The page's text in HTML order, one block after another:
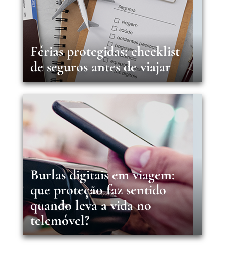
Férias protegidas: checklist
de seguros antes de viajar
Burlas digitais em viagem:
que proteção faz sentido
quando leva a vida no
telemóvel?